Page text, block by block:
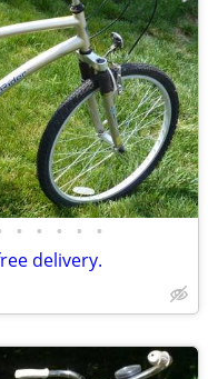
• • • • •
delivery.